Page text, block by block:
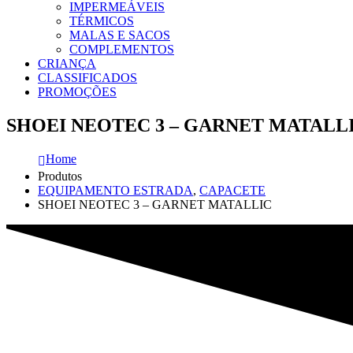
IMPERMEÁVEIS
TÉRMICOS
MALAS E SACOS
COMPLEMENTOS
CRIANÇA
CLASSIFICADOS
PROMOÇÕES
SHOEI NEOTEC 3 – GARNET
Home
Produtos
EQUIPAMENTO ESTRADA, CAPACETE
SHOEI NEOTEC 3 – GARNET MATALLIC